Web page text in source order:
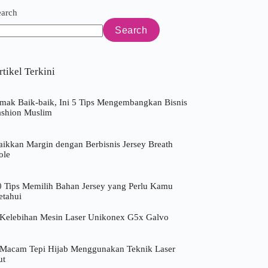
Search
Terkini
Baik-baik, Ini 5 Tips Mengembangkan Bisnis
Muslim
Margin dengan Berbisnis Jersey Breath
Tips Memilih Bahan Jersey yang Perlu Kamu
Mesin Laser Unikonex G5x Galvo
Tepi Hijab Menggunakan Teknik Laser